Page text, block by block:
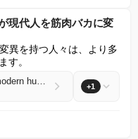
現代人を筋肉バカに変
異を持つ人々は、より多
す。
Neanderthal growth gene turns modern humans into muscle heads +1